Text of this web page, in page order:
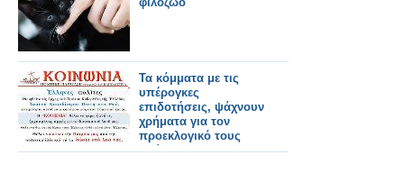
Τα κόμματα με τις
υπέρογκες
επιδοτήσεις, ψάχνουν
χρήματα για τον
προεκλογικό τους
αγώνα!!